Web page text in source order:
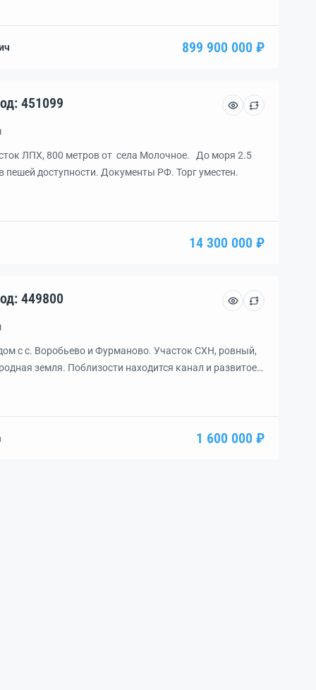
развязкой Симферополь -Мирный и выедом
[…]
899 900 000 ₽
уч. 6.00 га., код: 451099
ЛПХ, 800 метров от села Молочное. До моря 2.5
пешей доступности. Документы РФ. Торг уместен.
14 300 000 ₽
уч. 2.00 га., код: 449800
с с. Воробьево и Фурманово. Участок СХН, ровный,
земля. Поблизости находится канал и развитое
1 600 000 ₽